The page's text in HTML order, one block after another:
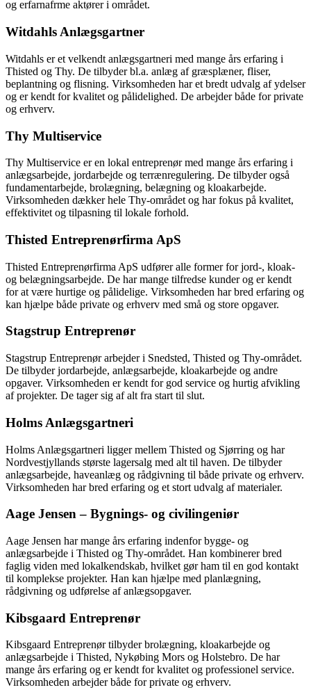
og erfarnafrme aktører i området.
Witdahls Anlægsgartner
Witdahls er et velkendt anlægsgartneri med mange års erfaring i
Thisted og Thy. De tilbyder bl.a. anlæg af græsplæner, fliser,
beplantning og flisning. Virksomheden har et bredt udvalg af ydelser
og er kendt for kvalitet og pålidelighed. De arbejder både for private
og erhverv.
Thy Multiservice
Thy Multiservice er en lokal entreprenør med mange års erfaring i
anlægsarbejde, jordarbejde og terrænregulering. De tilbyder også
fundamentarbejde, brolægning, belægning og kloakarbejde.
Virksomheden dækker hele Thy-området og har fokus på kvalitet,
effektivitet og tilpasning til lokale forhold.
Thisted Entreprenørfirma ApS
Thisted Entreprenørfirma ApS udfører alle former for jord-, kloak-
og belægningsarbejde. De har mange tilfredse kunder og er kendt
for at være hurtige og pålidelige. Virksomheden har bred erfaring og
kan hjælpe både private og erhverv med små og store opgaver.
Stagstrup Entreprenør
Stagstrup Entreprenør arbejder i Snedsted, Thisted og Thy-området.
De tilbyder jordarbejde, anlægsarbejde, kloakarbejde og andre
opgaver. Virksomheden er kendt for god service og hurtig afvikling
af projekter. De tager sig af alt fra start til slut.
Holms Anlægsgartneri
Holms Anlægsgartneri ligger mellem Thisted og Sjørring og har
Nordvestjyllands største lagersalg med alt til haven. De tilbyder
anlægsarbejde, haveanlæg og rådgivning til både private og erhverv.
Virksomheden har bred erfaring og et stort udvalg af materialer.
Aage Jensen – Bygnings- og civilingeniør
Aage Jensen har mange års erfaring indenfor bygge- og
anlægsarbejde i Thisted og Thy-området. Han kombinerer bred
faglig viden med lokalkendskab, hvilket gør ham til en god kontakt
til komplekse projekter. Han kan hjælpe med planlægning,
rådgivning og udførelse af anlægsopgaver.
Kibsgaard Entreprenør
Kibsgaard Entreprenør tilbyder brolægning, kloakarbejde og
anlægsarbejde i Thisted, Nykøbing Mors og Holstebro. De har
mange års erfaring og er kendt for kvalitet og professionel service.
Virksomheden arbejder både for private og erhverv.